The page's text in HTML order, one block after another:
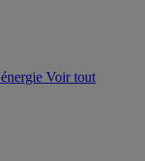
Voir tout